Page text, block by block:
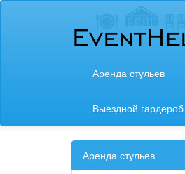
Аренда стульев
Выездной гардероб
Аренда стульев